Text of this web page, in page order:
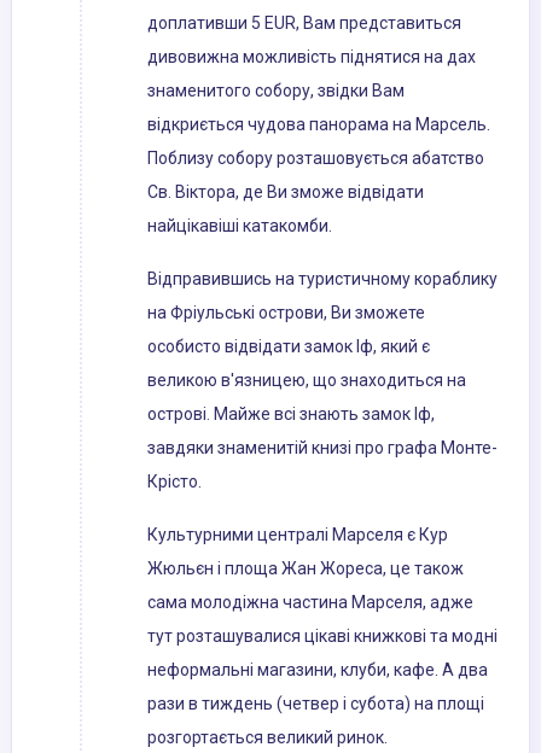
доплативши 5 EUR, Вам представиться
дивовижна можливість піднятися на дах
знаменитого собору, звідки Вам
відкриється чудова панорама на Марсель.
Поблизу собору розташовується абатство
Св. Віктора, де Ви зможе відвідати
найцікавіші катакомби.
Відправившись на туристичному кораблику
на Фріульські острови, Ви зможете
особисто відвідати замок Іф, який є
великою в'язницею, що знаходиться на
острові. Майже всі знають замок Іф,
завдяки знаменитій книзі про графа Монте-
Крісто.
Культурними централі Марселя є Кур
Жюльєн і площа Жан Жореса, це також
сама молодіжна частина Марселя, адже
тут розташувалися цікаві книжкові та модні
неформальні магазини, клуби, кафе. А два
рази в тиждень (четвер і субота) на площі
розгортається великий ринок.